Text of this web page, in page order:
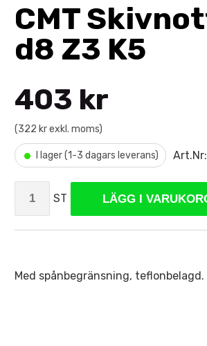
CMT
d8 Z3 K5
403 kr
(322 kr exkl. moms)
• I lager (1-3 dagars leverans) Art.Nr:
ST LÄGG I
Med spånbegränsning, teflonbelagd.